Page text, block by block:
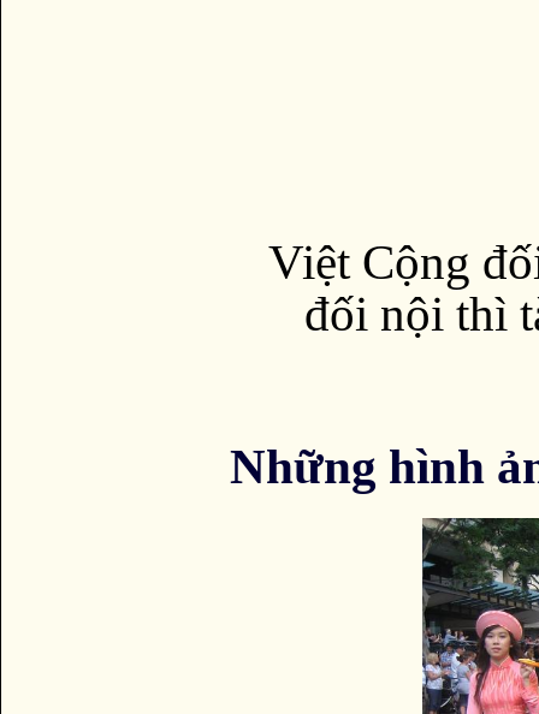
Việt Cộng
đối nội thì
Những hình